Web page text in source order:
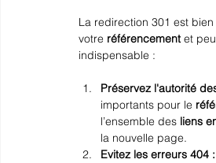
La redirection 301 est
votre référencement et
indispensable :
Préservez l'autorité
importants pour le
l’ensemble des liens
la nouvelle page.
Evitez les erreurs 404 :